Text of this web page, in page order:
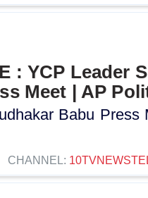
: YCP Leader
Meet | AP
Babu Press
CHANNEL: